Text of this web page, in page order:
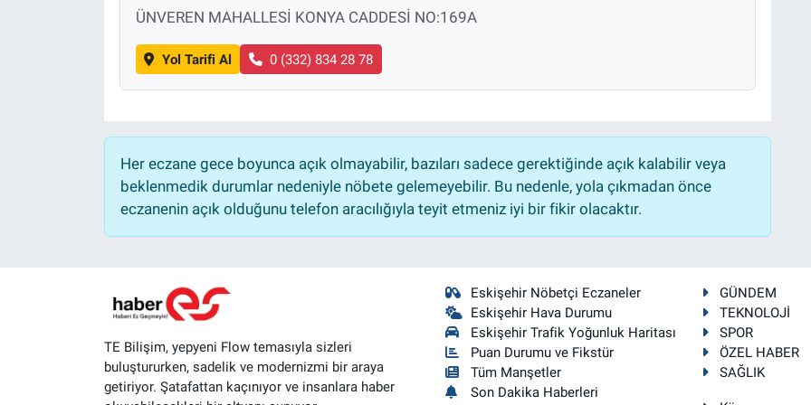
ÜNVEREN MAHALLESİ KONYA CADDESİ NO:169A
Yol Tarifi Al 0 (332) 834 28 78
Her eczane gece boyunca açık olmayabilir, bazıları sadece gerektiğinde açık kalabilir veya
beklenmedik durumlar nedeniyle nöbete gelemeyebilir. Bu nedenle, yola çıkmadan önce
eczanenin açık olduğunu telefon aracılığıyla teyit etmeniz iyi bir fikir olacaktır.
TE Bilişim, yepyeni Flow temasıyla sizleri
buluştururken, sadelik ve modernizmi bir araya
getiriyor. Şatafattan kaçınıyor ve insanlara haber
Eskişehir Nöbetçi Eczaneler
Eskişehir Hava Durumu
Eskişehir Trafik Yoğunluk Haritası
Puan Durumu ve Fikstür
Tüm Manşetler
Son Dakika Haberleri
GÜNDEM
TEKNOLOJİ
SPOR
ÖZEL HABER
SAĞLIK